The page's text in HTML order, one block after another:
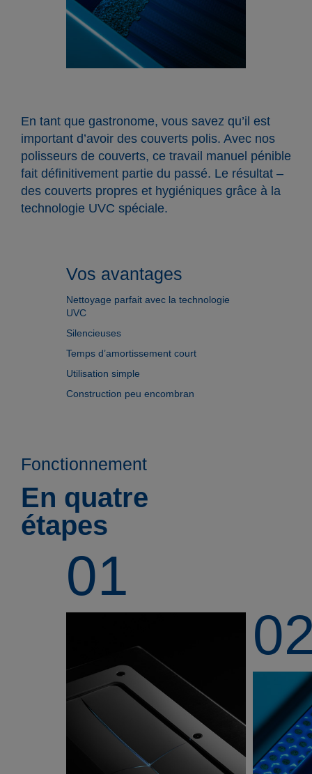
En tant que gastronome, vous savez qu’il est
important d’avoir des couverts polis. Avec nos
polisseurs de couverts, ce travail manuel pénible
fait définitivement partie du passé. Le résultat –
des couverts propres et hygiéniques grâce à la
technologie UVC spéciale.
Vos avantages
Nettoyage parfait avec la technologie
UVC
Silencieuses
Temps d’amortissement court
Utilisation simple
Construction peu encombran
Fonctionnement
En quatre
étapes
01